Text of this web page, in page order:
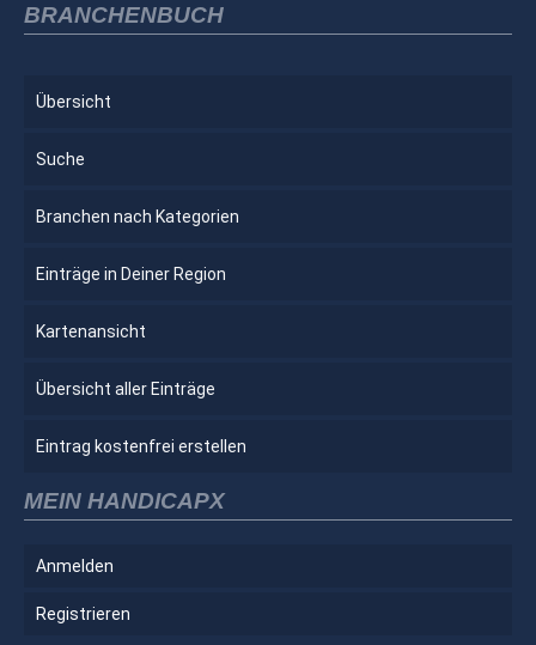
BRANCHENBUCH
Übersicht
Suche
Branchen nach Kategorien
Einträge in Deiner Region
Kartenansicht
Übersicht aller Einträge
Eintrag kostenfrei erstellen
MEIN HANDICAPX
Anmelden
Registrieren